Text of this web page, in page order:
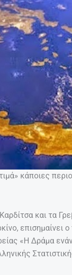
κάποιες
και τα
«Η Δράμα